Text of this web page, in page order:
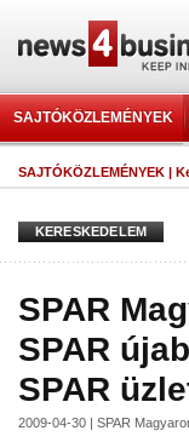
SAJTÓKÖZLEMÉNYEK
SAJTÓKÖZLEMÉNYEK |
KERESKEDELEM
SPAR
SPAR
SPAR
2009-04-30 | SPAR